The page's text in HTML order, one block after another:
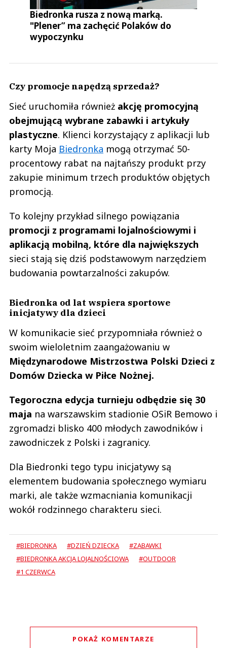
Biedronka rusza z nową marką.
"Plener” ma zachęcić Polaków do
wypoczynku
Czy promocje napędzą sprzedaż?
Sieć uruchomiła również akcję promocyjną
obejmującą wybrane zabawki i artykuły
plastyczne. Klienci korzystający z aplikacji lub
karty Moja Biedronka mogą otrzymać 50-
procentowy rabat na najtańszy produkt przy
zakupie minimum trzech produktów objętych
promocją.
To kolejny przykład silnego powiązania
promocji z programami lojalnościowymi i
aplikacją mobilną, które dla największych
sieci stają się dziś podstawowym narzędziem
budowania powtarzalności zakupów.
Biedronka od lat wspiera sportowe
inicjatywy dla dzieci
W komunikacie sieć przypomniała również o
swoim wieloletnim zaangażowaniu w
Międzynarodowe Mistrzostwa Polski Dzieci z
Domów Dziecka w Piłce Nożnej.
Tegoroczna edycja turnieju odbędzie się 30
maja na warszawskim stadionie OSiR Bemowo i
zgromadzi blisko 400 młodych zawodników i
zawodniczek z Polski i zagranicy.
Dla Biedronki tego typu inicjatywy są
elementem budowania społecznego wymiaru
marki, ale także wzmacniania komunikacji
wokół rodzinnego charakteru sieci.
#BIEDRONKA #DZIEŃ DZIECKA
#ZABAWKI
#BIEDRONKA AKCJA LOJALNOŚCIOWA
#OUTDOOR
#1 CZERWCA
POKAŻ KOMENTARZE